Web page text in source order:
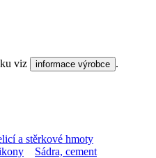
viz informace výrobce .
a stěrkové hmoty
Sádra, cement